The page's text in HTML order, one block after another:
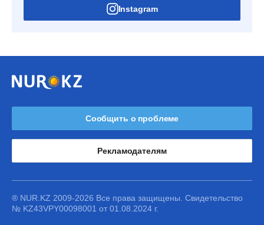
Instagram
Сообщить о проблеме
Рекламодателям
® NUR.KZ 2009-2026 Все права защищены. Свидетельство
№ KZ43VPY00098001 от 01.08.2024 г.